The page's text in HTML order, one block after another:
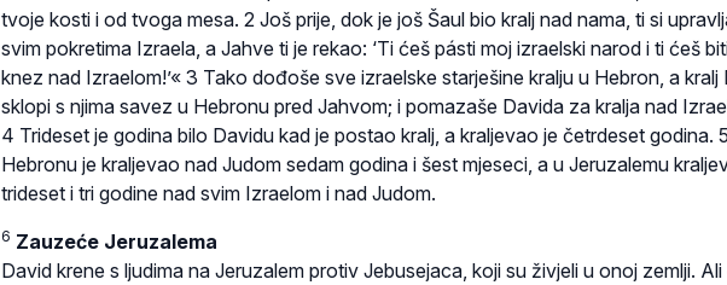
tvoje kosti i od tvoga mesa. 2 Još prije, dok je još Šaul bio kralj nad nama, ti si
svim pokretima Izraela, a Jahve ti je rekao: ‘Ti ćeš pásti moj izraelski narod i ti ćeš
knez nad Izraelom!’« 3 Tako dođoše sve izraelske starješine kralju u Hebron, a kralj
sklopi s njima savez u Hebronu pred Jahvom; i pomazaše Davida za kralja nad
4 Trideset je godina bilo Davidu kad je postao kralj, a kraljevao je četrdeset godina.
Hebronu je kraljevao nad Judom sedam godina i šest mjeseci, a u Jeruzalemu
trideset i tri godine nad svim Izraelom i nad Judom.
6 Zauzeće Jeruzalema
David krene s ljudima na Jeruzalem protiv Jebusejaca, koji su živjeli u onoj zemlji.